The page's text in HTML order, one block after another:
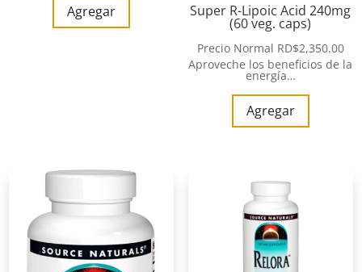
Agregar Super R-Lipoic Acid 240mg
(60 veg. caps)
Precio Normal RD$2,350.00
Aproveche los beneficios de la
energía…
Agregar